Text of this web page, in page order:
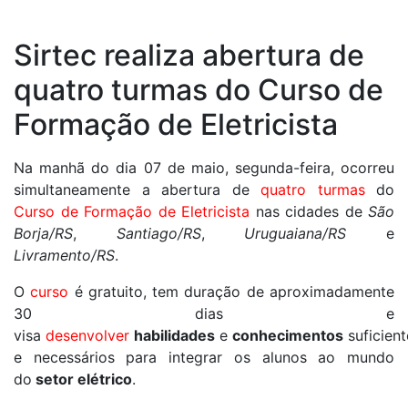
Eletricista
Sirtec realiza abertura de
quatro turmas do Curso de
Formação de Eletricista
Na manhã do dia 07 de maio, segunda-feira, ocorreu
simultaneamente a abertura de quatro turmasdo
Curso de Formação de Eletricista nas cidades de São
Borja/RS, Santiago/RS, Uruguaiana/RS e
Livramento/RS.
Ocurso é gratuito, tem duração de aproximadamente
30 dias e
visa desenvolver habilidades e conhecimentos
e necessários para integrar os alunos ao mundo
do setor elétrico.